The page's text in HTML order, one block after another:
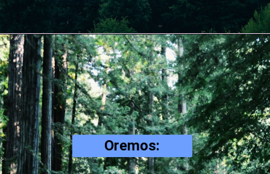
Oremos: